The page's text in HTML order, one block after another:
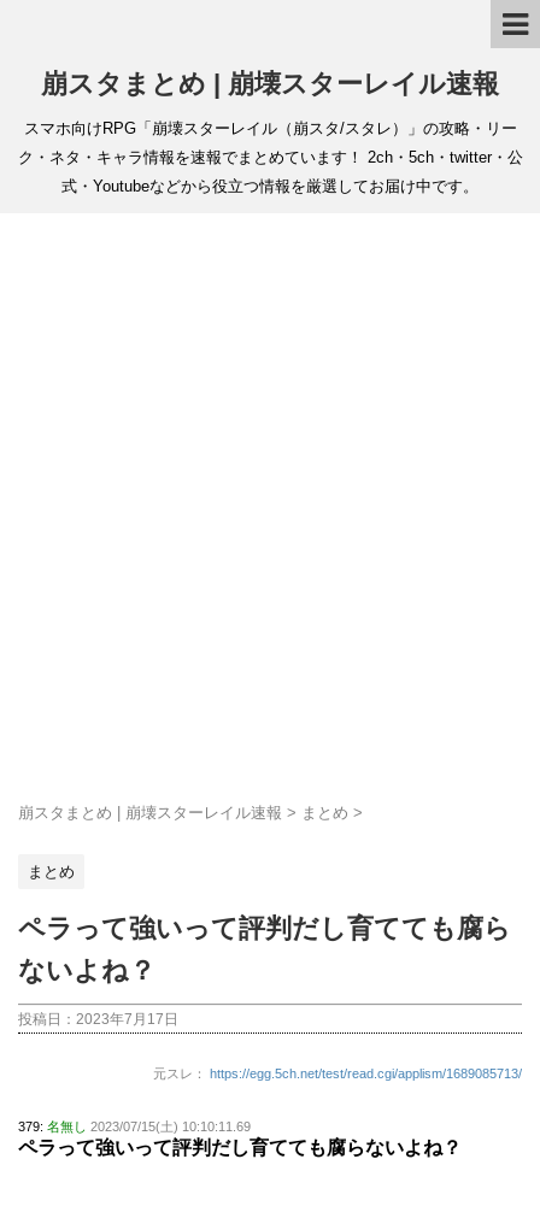
崩スタまとめ | 崩壊スターレイル速報
スマホ向けRPG「崩壊スターレイル（崩スタ/スタレ）」の攻略・リー
ク・ネタ・キャラ情報を速報でまとめています！ 2ch・5ch・twitter・公
式・Youtubeなどから役立つ情報を厳選してお届け中です。
崩スタまとめ | 崩壊スターレイル速報 > まとめ >
まとめ
ペラって強いって評判だし育てても腐ら
ないよね？
投稿日： 2023年7月17日
元スレ： https://egg.5ch.net/test/read.cgi/applism/1689085713/
379: 名無し 2023/07/15(土) 10:10:11.69
ペラって強いって評判だし育てても腐らないよね？